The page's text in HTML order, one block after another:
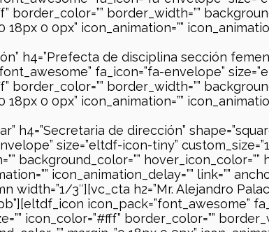
border_color=”” border_width=””
0 0px” icon_animation=””
h4=”Prefecta de disciplina sección
fa_icon=”fa-envelope”
border_color=”” border_width=””
0 0px” icon_animation=””
h4=”Secretaria de dirección”
size=”eltdf-icon-tiny”
background_color=”” hover_icon_color=””
icon_animation_delay=”” link=””
3″][vc_cta h2=”Mr. Alejandro
icon_pack=”font_awesome”
icon_color=”#fff” border_color=””